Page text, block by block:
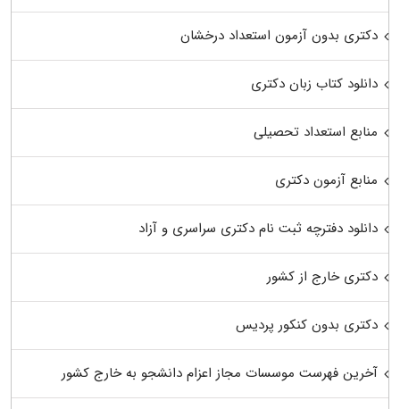
دکتری بدون آزمون استعداد درخشان
دانلود کتاب زبان دکتری
منابع استعداد تحصیلی
منابع آزمون دکتری
دانلود دفترچه ثبت نام دکتری سراسری و آزاد
دکتری خارج از کشور
دکتری بدون کنکور پردیس
آخرین فهرست موسسات مجاز اعزام دانشجو به خارج کشور